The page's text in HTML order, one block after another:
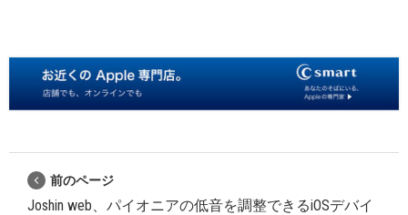
前のページ
Joshin web、パイオニアの低音を調整できるiOSデバイ